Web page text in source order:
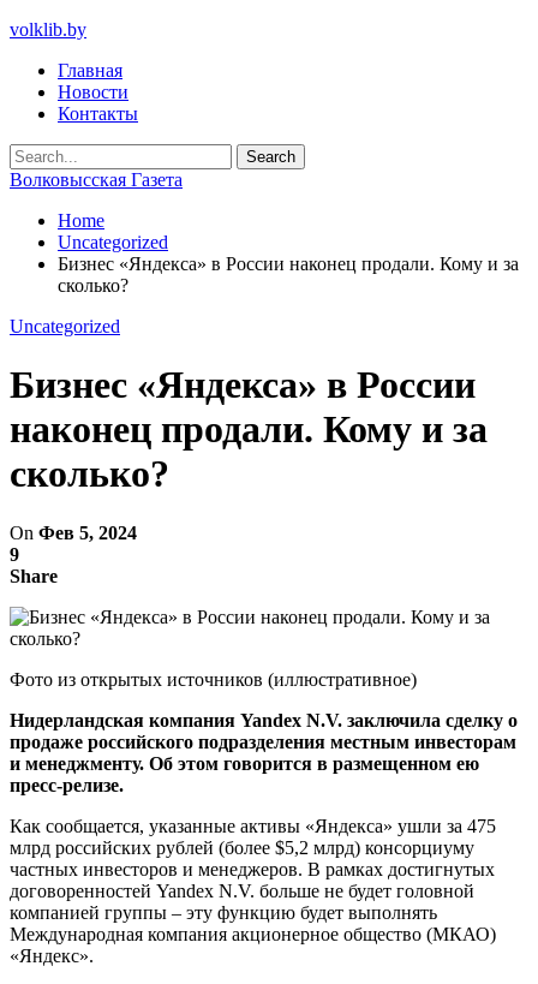
volklib.by
Главная
Новости
Контакты
Волковысская Газета
Home
Uncategorized
Бизнес «Яндекса» в России наконец продали. Кому и за
сколько?
Uncategorized
Бизнес «Яндекса» в России
наконец продали. Кому и за
сколько?
On Фев 5, 2024
9
Share
Фото из открытых источников (иллюстративное)
Нидерландская компания Yandex N.V. заключила сделку о
продаже российского подразделения местным инвесторам
и менеджменту. Об этом говорится в размещенном ею
пресс-релизе.
Как сообщается, указанные активы «Яндекса» ушли за 475
млрд российских рублей (более $5,2 млрд) консорциуму
частных инвесторов и менеджеров. В рамках достигнутых
договоренностей Yandex N.V. больше не будет головной
компанией группы – эту функцию будет выполнять
Международная компания акционерное общество (МКАО)
«Яндекс».